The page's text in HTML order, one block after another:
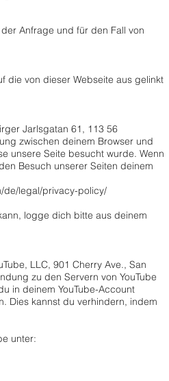
Anfrage und für den Fall von
die von dieser Webseite aus gelinkt
Jarlsgatan 61, 113 56
zwischen deinem Browser und
unsere Seite besucht wurde. Wenn
Besuch unserer Seiten deinem
de/legal/privacy-policy/
logge dich bitte aus deinem
LLC, 901 Cherry Ave., San
zu den Servern von YouTube
in deinem YouTube-Account
Dies kannst du verhindern, indem
unter: